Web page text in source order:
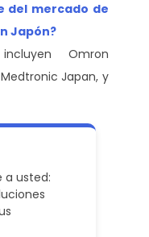
del mercado de
Japón?
Omron
Japan, y
a usted: